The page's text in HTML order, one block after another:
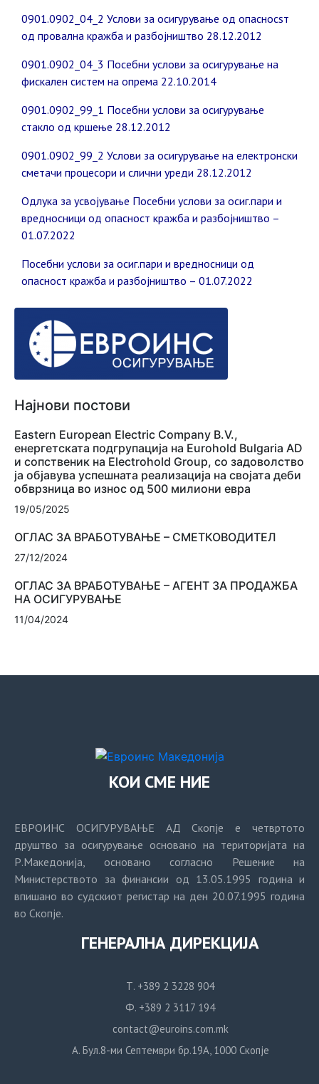
0901.0902_04_2 Услови за осигурување од опасносѕт
од провална кражба и разбојништво 28.12.2012
0901.0902_04_3 Посебни услови за осигурување на
фискален систем на опрема 22.10.2014
0901.0902_99_1 Посебни услови за осигурување
стакло од кршење 28.12.2012
0901.0902_99_2 Услови за осигурување на електронски
сметачи процесори и слични уреди 28.12.2012
Одлука за усвојување Посебни услови за осиг.пари и
вредносници од опасност кражба и разбојништво –
01.07.2022
Посебни услови за осиг.пари и вредносници од
опасност кражба и разбојништво – 01.07.2022
Најнови постови
Eastern European Electric Company B.V.,
енергетската подгрупација на Eurohold Bulgaria AD
и сопственик на Electrohold Group, со задоволство
ја објавува успешната реализација на својата деби
обврзница во износ од 500 милиони евра
19/05/2025
ОГЛАС ЗА ВРАБОТУВАЊЕ – СМЕТКОВОДИТЕЛ
27/12/2024
ОГЛАС ЗА ВРАБОТУВАЊЕ – АГЕНТ ЗА ПРОДАЖБА
НА ОСИГУРУВАЊЕ
11/04/2024
КОИ СМЕ НИЕ
ЕВРОИНС ОСИГУРУВАЊЕ АД Скопје е четвртото
друштво за осигурување основано на територијата на
Р.Македонија, основано согласно Решение на
Министерството за финансии од 13.05.1995 година и
впишано во судскиот регистар на ден 20.07.1995 година
во Скопје.
ГЕНЕРАЛНА ДИРЕКЦИЈА
Т. +389 2 3228 904
Ф. +389 2 3117 194
contact@euroins.com.mk
А. Бул.8-ми Септември бр.19А, 1000 Скопје